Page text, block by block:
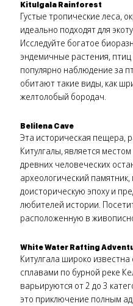
Kitulgala Rainforest
Густые тропические леса,
идеально подходят для
Исследуйте богатое
эндемичные растения,
популярно наблюдение за
обитают такие виды, как
желтолобый бородач.
Belilena Cave
Эта историческая пещера,
Китулгалы, является
древних человеческих
археологический
доисторическую эпоху и
любителей истории.
расположенную в
White Water Rafting
Китулгала широко
сплавами по бурной реке
варьируются от 2 до 3
это приключение полным